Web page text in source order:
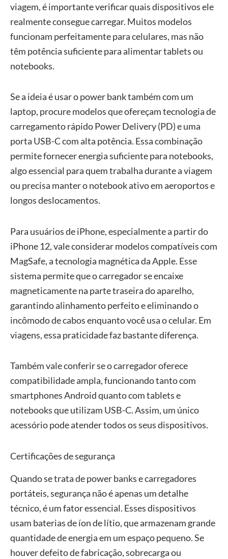
viagem, é importante verificar quais dispositivos ele
realmente consegue carregar. Muitos modelos
funcionam perfeitamente para celulares, mas não
têm potência suficiente para alimentar tablets ou
notebooks.
Se a ideia é usar o power bank também com um
laptop, procure modelos que ofereçam tecnologia de
carregamento rápido Power Delivery (PD) e uma
porta USB-C com alta potência. Essa combinação
permite fornecer energia suficiente para notebooks,
algo essencial para quem trabalha durante a viagem
ou precisa manter o notebook ativo em aeroportos e
longos deslocamentos.
Para usuários de iPhone, especialmente a partir do
iPhone 12, vale considerar modelos compatíveis com
MagSafe, a tecnologia magnética da Apple. Esse
sistema permite que o carregador se encaixe
magneticamente na parte traseira do aparelho,
garantindo alinhamento perfeito e eliminando o
incômodo de cabos enquanto você usa o celular. Em
viagens, essa praticidade faz bastante diferença.
Também vale conferir se o carregador oferece
compatibilidade ampla, funcionando tanto com
smartphones Android quanto com tablets e
notebooks que utilizam USB-C. Assim, um único
acessório pode atender todos os seus dispositivos.
Certificações de segurança
Quando se trata de power banks e carregadores
portáteis, segurança não é apenas um detalhe
técnico, é um fator essencial. Esses dispositivos
usam baterias de íon de lítio, que armazenam grande
quantidade de energia em um espaço pequeno. Se
houver defeito de fabricação, sobrecarga ou